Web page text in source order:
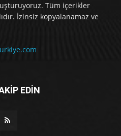
Tüm içerikler
İzinsiz kopyalanamaz ve
EDİN